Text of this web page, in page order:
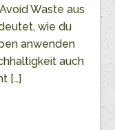
Waste aus
wie du
anwenden
auch
[…]